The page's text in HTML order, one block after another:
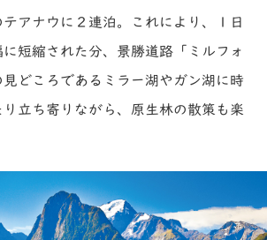
アナウに２連泊。これにより、１日
短縮された分、景勝道路「ミルフォ
どころであるミラー湖やガン湖に時
り立ち寄りながら、原生林の散策も楽